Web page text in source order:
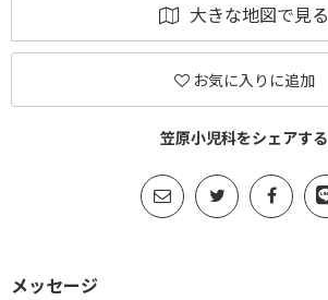
大きな地図で見る
お気に入りに追加
笠原小児科をシェアする
メッセージ